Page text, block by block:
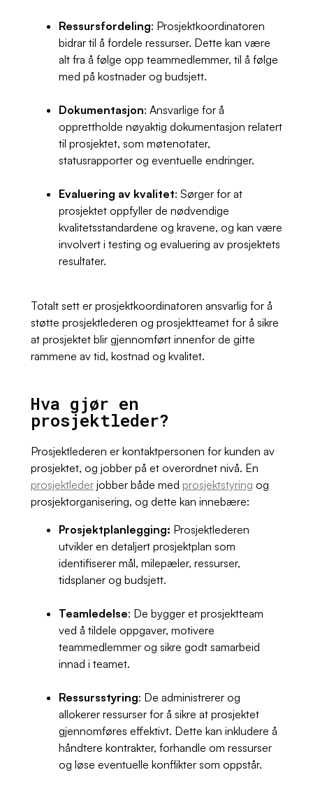
Ressursfordeling: Prosjektkoordinatoren
bidrar til å fordele ressurser. Dette kan være
alt fra å følge opp teammedlemmer, til å følge
med på kostnader og budsjett.
Dokumentasjon: Ansvarlige for å
opprettholde nøyaktig dokumentasjon relatert
til prosjektet, som møtenotater,
statusrapporter og eventuelle endringer.
Evaluering av kvalitet: Sørger for at
prosjektet oppfyller de nødvendige
kvalitetsstandardene og kravene, og kan være
involvert i testing og evaluering av prosjektets
resultater.
Totalt sett er prosjektkoordinatoren ansvarlig for å
støtte prosjektlederen og prosjektteamet for å sikre
at prosjektet blir gjennomført innenfor de gitte
rammene av tid, kostnad og kvalitet.
Hva gjør en
prosjektleder?
Prosjektlederen er kontaktpersonen for kunden av
prosjektet, og jobber på et overordnet nivå. En
prosjektleder jobber både med prosjektstyring og
prosjektorganisering, og dette kan innebære:
Prosjektplanlegging: Prosjektlederen
utvikler en detaljert prosjektplan som
identifiserer mål, milepæler, ressurser,
tidsplaner og budsjett.
Teamledelse: De bygger et prosjektteam
ved å tildele oppgaver, motivere
teammedlemmer og sikre godt samarbeid
innad i teamet.
Ressursstyring: De administrerer og
allokerer ressurser for å sikre at prosjektet
gjennomføres effektivt. Dette kan inkludere å
håndtere kontrakter, forhandle om ressurser
og løse eventuelle konflikter som oppstår.